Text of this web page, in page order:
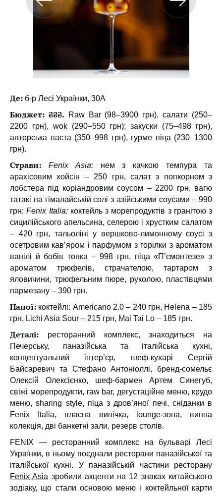
Де: б-р Лесі Українки, 30А
Бюджет: ₴₴₴. Raw Bar (98–3900 грн), салати (250–
2200 грн), wok (290–550 грн); закуски (75–498 грн),
авторська паста (350–998 грн), гурме піца (230–1300
грн).
Страви: Fenix Asia:нем з качкою темпура та
арахісовим хойсін – 250 грн, салат з попкорном з
лобстера під коріандровим соусом – 2200 грн, вагю
татакі на гімалайській солі з азійськими соусами – 990
грн;Fenix Italia:коктейль з морепродуктів з гранітою з
сицилійського апельсина, селерою і хрустким салатом
– 420 грн, тальоліні у вершково-лимонному соусі з
осетровим кав’яром і парфумом з горілки з ароматом
ванілі й бобів тонка – 998 грн, піца «П’ємонтезе» з
ароматом трюфелів, страчателою, тартаром з
яловичини, трюфельним пюре, руколою, пластівцями
пармезану – 390 грн.
Напої: коктейлі: Americano 2.0 – 240 грн, Helena – 185
грн, Lichi Asia Sour – 215 грн, Mai Tai Lo – 185 грн.
Деталі: ресторанний комплекс, знаходиться на
Печерську, паназійська та італійська кухні,
концептуальний інтер’єр, шеф-кухарі Сергій
Байсаревич та Стефано Антоніоллі, бренд-сомельє
Олексій Олексієнко, шеф-бармен Артем Синегуб,
свіжі морепродукти, raw bar, дегустаційне меню, крудо
меню, sharing style, піца з дров’яної печі, сніданки в
Fenix Italia, власна випічка, lounge-зона, винна
колекція, дві банкетні зали, резерв столів.
FENIX — ресторанний комплекс на бульварі Лесі
Українки, в ньому поєднали ресторани паназійської та
італійської кухні. У паназійській частини ресторану
Fenix Asia зробили акценти на 12 знаках китайського
зодіаку, що стали основою меню і коктейльної карти